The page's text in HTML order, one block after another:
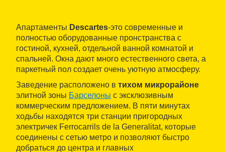
Апартаменты Descartes-это современные и
полностью оборудованные пронстранства с
гостиной, кухней, отдельной ванной комнатой и
спальней. Окна дают много естественного света, а
паркетный пол создает очень уютную атмосферу.
Заведение расположено в тихом микрорайоне
элитной зоны Барселоны с эксклюзивным
коммерческим предложением. В пяти минутах
ходьбы находятся три станции пригородных
электричек Ferrocarrils de la Generalitat, которые
соединены с сетью метро и позволяют быстро
добраться до центра и главных